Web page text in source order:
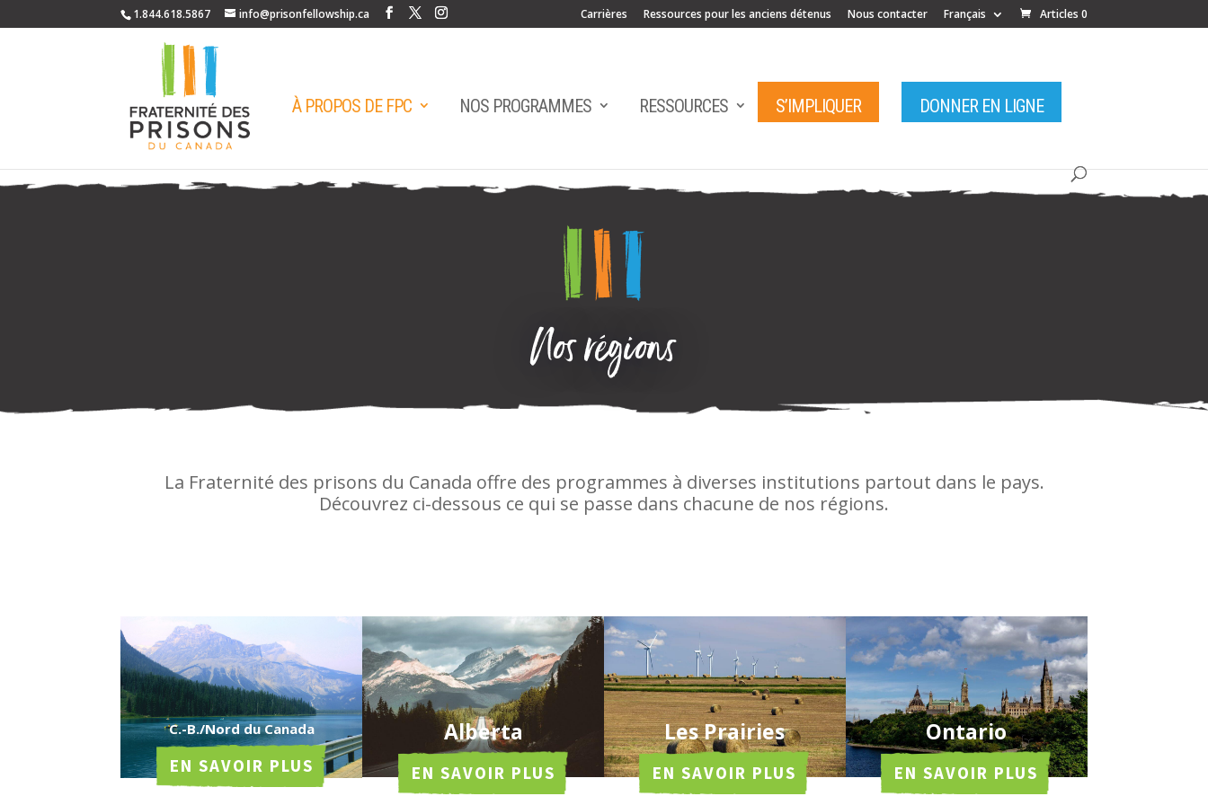
1.844.618.5867 info@prisonfellowship.ca Carrières Ressources pour les anciens détenus Nous contacter Français Articles 0
À PROPOS DE FPC NOS PROGRAMMES RESSOURCES S’IMPLIQUER DONNER EN LIGNE
Nos régions
La Fraternité des prisons du Canada offre des programmes à diverses institutions partout dans le pays.
Découvrez ci-dessous ce qui se passe dans chacune de nos régions.
C.-B./Nord du Canada
EN SAVOIR PLUS
Alberta
EN SAVOIR PLUS
Les Prairies
EN SAVOIR PLUS
Ontario
EN SAVOIR PLUS